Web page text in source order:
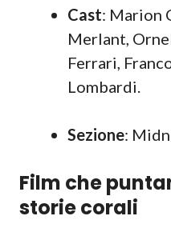
Cast: Marion
Merlant,
Ferrari,
Lombardi.
Sezione:
Film che
storie corali